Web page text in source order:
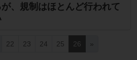
、規制はほとんど行われて
22 23 24 25 26 »